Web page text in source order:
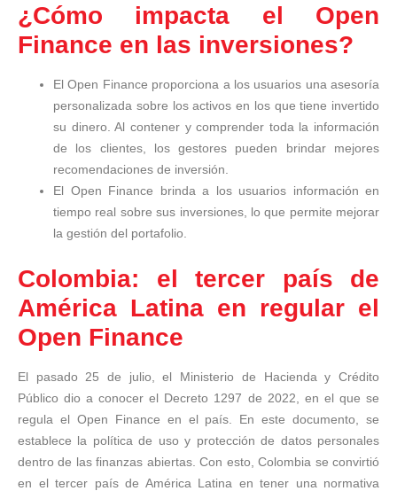
¿Cómo impacta el Open
Finance en las inversiones?
El Open Finance proporciona a los usuarios una asesoría
personalizada sobre los activos en los que tiene invertido
su dinero. Al contener y comprender toda la información
de los clientes, los gestores pueden brindar mejores
recomendaciones de inversión.
El Open Finance brinda a los usuarios información en
tiempo real sobre sus inversiones, lo que permite mejorar
la gestión del portafolio.
Colombia: el tercer país de
América Latina en regular el
Open Finance
El pasado 25 de julio, el Ministerio de Hacienda y Crédito
Público dio a conocer el Decreto 1297 de 2022, en el que se
regula el Open Finance en el país. En este documento, se
establece la política de uso y protección de datos personales
dentro de las finanzas abiertas. Con esto, Colombia se convirtió
en el tercer país de América Latina en tener una normativa